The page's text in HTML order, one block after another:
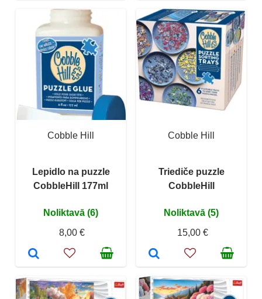
Cobble Hill
Lepidlo na puzzle
CobbleHill 177ml
Noliktavā (6)
8,00 €
Cobble Hill
Triediče puzzle
CobbleHill
Noliktavā (5)
15,00 €